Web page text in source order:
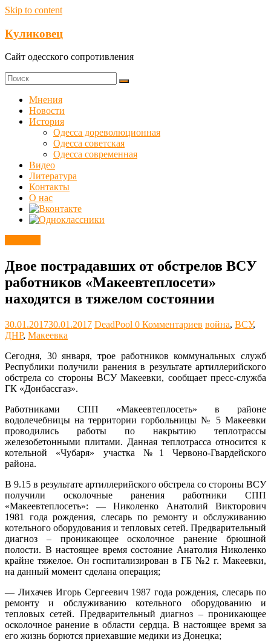
Skip to content
Куликовец
Сайт одесского сопротивления
Мнения
Новости
История
Одесса дореволюционная
Одесса советская
Одесса современная
Видео
Литература
Контакты
О нас
Двое пострадавших от обстрелов ВСУ
работников «Макеевтеплосети»
находятся в тяжелом состоянии
30.01.201730.01.2017 DeadPool 0 Комментариев война, ВСУ,
ДНР, Макеевка
Сегодня, 30 января, трое работников коммунальных служб
Республики получили ранения в результате артиллерийского
обстрела со стороны ВСУ Макеевки, сообщает пресс-служба
ГК «Донбассгаз».
Работниками СПП «Макеевтеплосеть» в районе
водолечебницы на территории горбольницы № 5 Макеевки
проводились работы по накрытию теплотрассы
железобетонными плитами. Данная теплотрасса относится к
котельной «Чубаря» участка №1 Червоно-Гвардейского
района.
В 9.15 в результате артиллерийского обстрела со стороны ВСУ
получили осколочные ранения работники СПП
«Макеевтеплосеть»: — Николенко Анатолий Викторович
1981 года рождения, слесарь по ремонту и обслуживанию
котельного оборудования и тепловых сетей. Предварительный
диагноз – проникающее осколочное ранение брюшной
полости. В настоящее время состояние Анатолия Николенко
крайне тяжелое. Он госпитализирован в ГБ №2 г. Макеевки,
на данный момент сделана операция;
— Лихачев Игорь Сергеевич 1987 года рождения, слесарь по
ремонту и обслуживанию котельного оборудованию и
тепловых сетей. Предварительный диагноз – проникающее
осколочное ранение в области сердца. В настоящее время за
его жизнь борются приехавшие медики из Донецка;